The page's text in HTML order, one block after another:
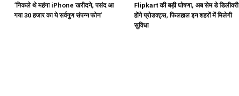
‘निकले थे महंगा iPhone खरीदने, पसंद आ
गया 30 हजार का ये सर्वगुण संपन्न फोन’
Flipkart की बड़ी घोषणा, अब सेम डे डिलीवरी
होंगे प्रोडक्ट्स, फिलहाल इन शहरों में मिलेगी
सुविधा